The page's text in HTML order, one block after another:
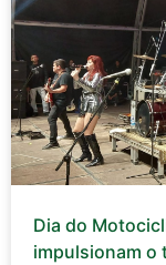
Dia do
impulsionam o